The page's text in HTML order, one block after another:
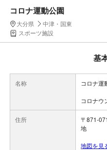
コロナ運動公園
大分県
中津・国東
スポーツ施設
基
名称 コロナ運
コロナウ
住所
〒871-
地
地図を見